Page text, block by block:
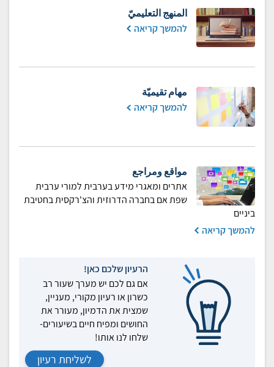
المنهج التعليميّ
להמשך קריאה
مهام تقيميّة
להמשך קריאה
مواقع ومراجع
אתרים ומאגרי מידע בערבית למורי ערבית
שפת אם בחברה הדרוזית והצ'רקסית בחטיבת
ביניים
להמשך קריאה
הרעיון שלכם כאן!
אם גם לכם יש מערך שעור רב
כשרון או רעיון מקורי, מעניין,
שמצית את הדמיון, מעורר את
החושים ומפיח חיים בשיעורים-
שלחו לנו אותו!
לשליחת רעיון